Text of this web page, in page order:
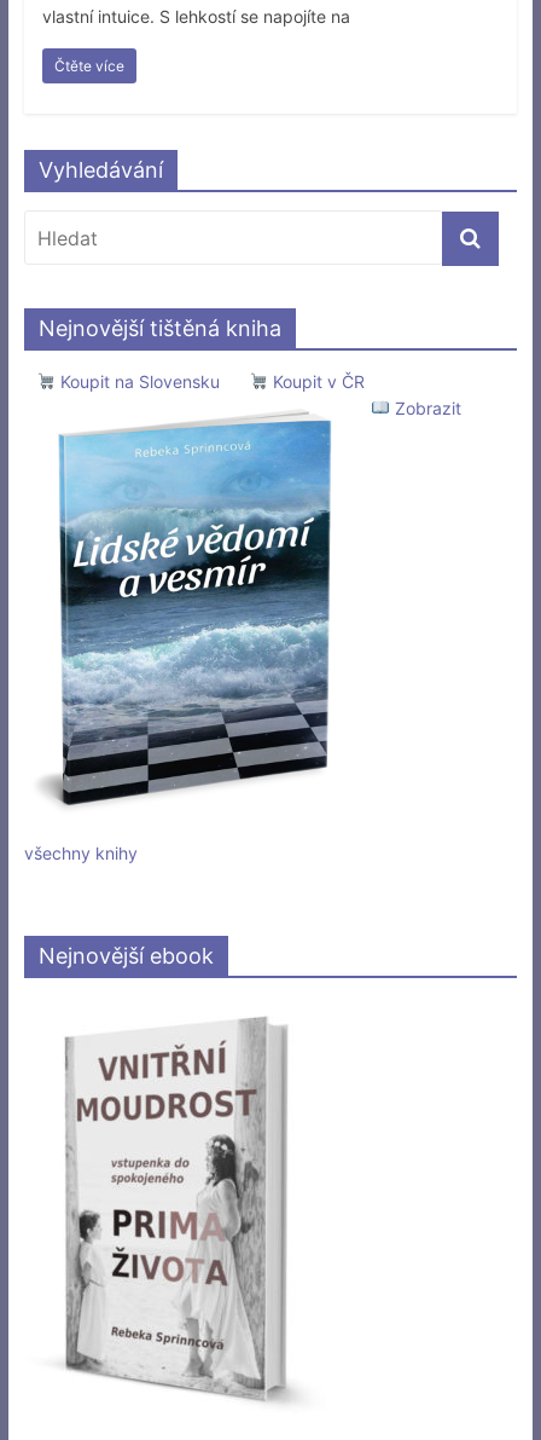
vlastní intuice. S lehkostí se napojíte na
Čtěte více
Vyhledávání
Nejnovější tištěná kniha
Koupit na Slovensku
Koupit v ČR
Zobrazit
všechny knihy
Nejnovější ebook